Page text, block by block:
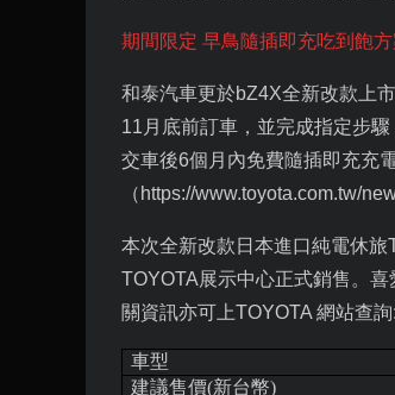
期間限定 早鳥隨插即充吃到飽
和泰汽車更於bZ4X全新改款上
11 月底前訂車，並完成指定步驟
交車後6個月內免費隨插即充充
（ https://www.toyota.com.tw/
本次全新改款日本進口純電休旅
TOYOTA展示中心正式銷售。喜
關資訊亦可上TOYOTA 網站查詢:
車型
建議售價(新台幣)